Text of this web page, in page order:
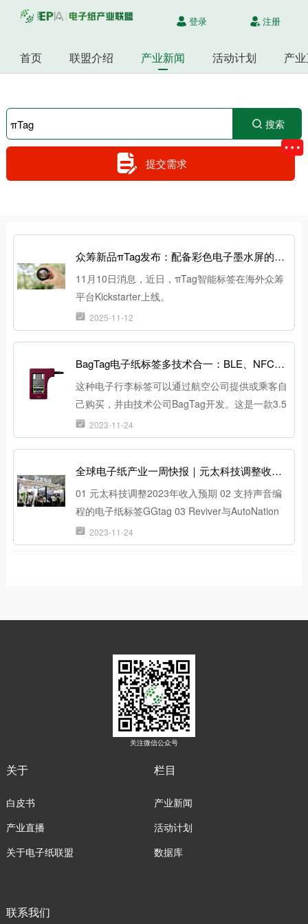
登录 注册
首页 联盟介绍 产业新闻 活动计划 产
搜索
提交需求
众筹新品πTag发布：配备彩色电子墨水屏的智能追踪标签
11月10日消息，近日，πTag智能标签在海外众筹
平台Kickstarter上线。
2025-11-12
BagTag电子纸标签多技术合一：BLE、NFC、UHF RFID为行李提供全方位追踪
这种电子行李标签可以通过航空公司提供或乘客自
己购买，并由技术公司BagTag开发。这是一款3.5
英寸长的设备，配有E Ink电子纸，嵌入了蓝牙低
功耗（BLE）、近场通信（NFC）和UHF RFID功
允许旅客在离家飞行之前办理行李托运手续并更新
设备。
2023-11-24
全球电子纸产业一周快报｜元太科技调整收入预期
01 元太科技调整2023年收入预期 02 支持声音编
程的电子纸标签GGtag 03 Reviver与AutoNation
合作，扩展数字车牌的可用性 04 ZetaDisplay将
为 220 家门店开发数字标牌方案
2023-11-24
关注微信公众号
关于
白皮书
产业直播
关于电子纸联盟
栏目
产业新闻
活动计划
数据库
联系我们